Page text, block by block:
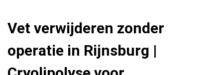
Vet verwijderen zonder
operatie in Rijnsburg |